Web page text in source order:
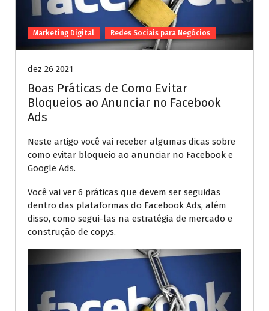
Marketing Digital Redes Sociais para Negócios
dez 26 2021
Boas Práticas de Como Evitar
Bloqueios ao Anunciar no Facebook
Ads
Neste artigo você vai receber algumas dicas sobre
como evitar bloqueio ao anunciar no Facebook e
Google Ads.
Você vai ver 6 práticas que devem ser seguidas
dentro das plataformas do Facebook Ads, além
disso, como segui-las na estratégia de mercado e
construção de copys.